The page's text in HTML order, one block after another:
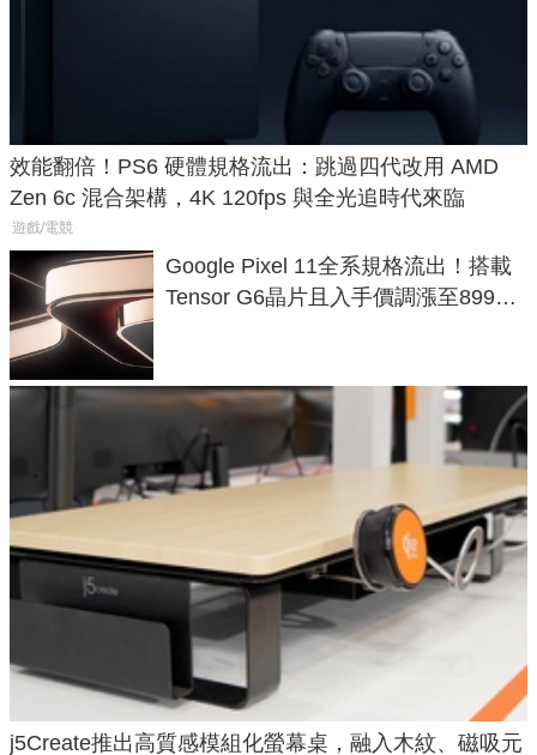
效能翻倍！PS6 硬體規格流出：跳過四代改用 AMD
Zen 6c 混合架構，4K 120fps 與全光追時代來臨
遊戲/電競
Google Pixel 11全系規格流出！搭載
Tensor G6晶片且入手價調漲至899美
j5Create推出高質感模組化螢幕桌，融入木紋、磁吸元